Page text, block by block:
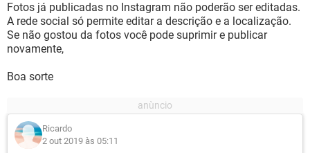
Fotos já publicadas no Instagram não poderão ser editadas.
A rede social só permite editar a descrição e a localização.
Se não gostou da fotos você pode suprimir e publicar
novamente,
Boa sorte
Ricardo
2 out 2019 às 05:11